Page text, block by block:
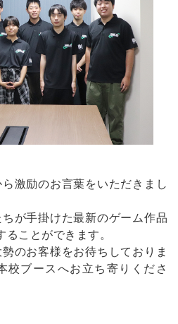
激励のお言葉をいただきまし
が手掛けた最新のゲーム作品
ことができます。
のお客様をお待ちしておりま
校ブースへお立ち寄りくださ